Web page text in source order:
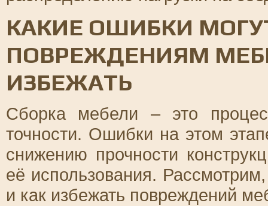
КАКИЕ ОШИБКИ
ПОВРЕЖДЕНИЯМ
ИЗБЕЖАТЬ
Сборка мебели – это
точности. Ошибки на этом
снижению прочности
её использования.
и как избежать повреждений